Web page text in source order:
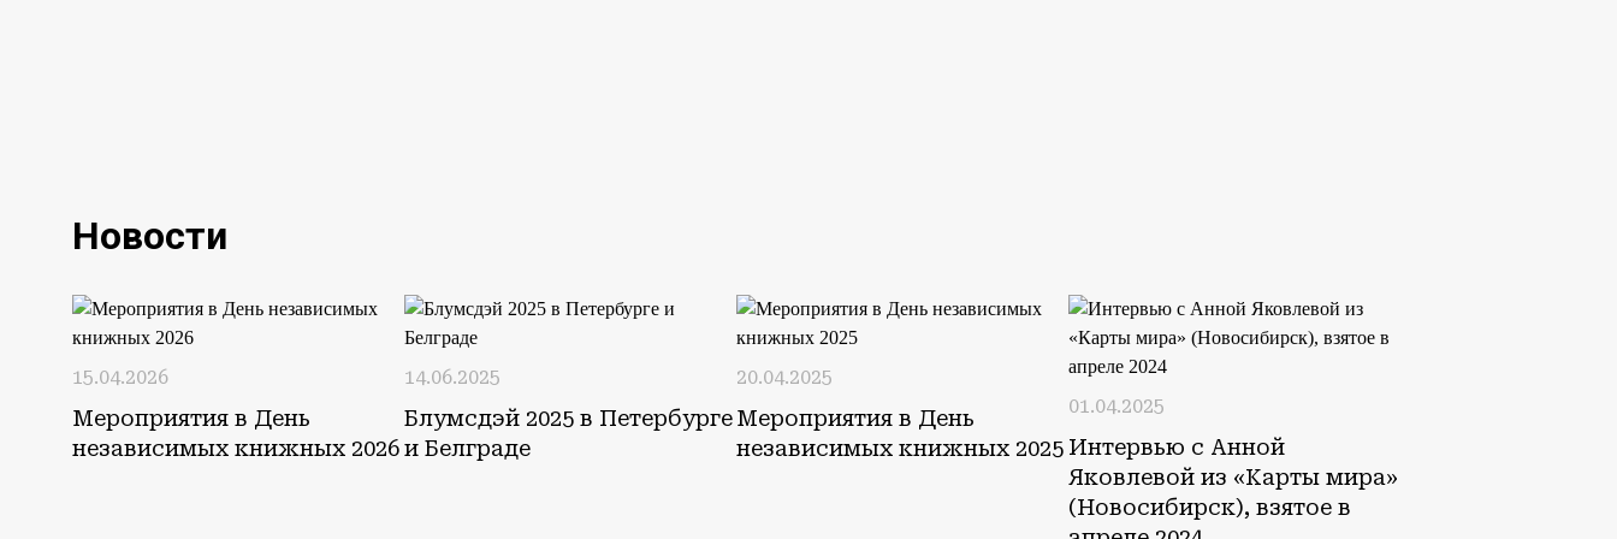
Новости
15.04.2026
Мероприятия в День
независимых книжных 2026
14.06.2025
Блумсдэй 2025 в Петербурге
и Белграде
20.04.2025
Мероприятия в День
независимых книжных 2025
01.04.2025
Интервью с Анной
Яковлевой из «Карты мира»
(Новосибирск), взятое в